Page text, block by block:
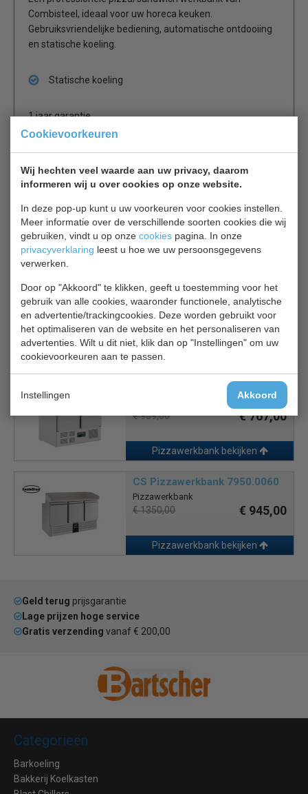
Cookievoorkeuren
Wij hechten veel waarde aan uw privacy, daarom
informeren wij u over cookies op onze website.
In deze pop-up kunt u uw voorkeuren voor cookies instellen.
Meer informatie over de verschillende soorten cookies die wij
gebruiken, vindt u op onze cookies pagina. In onze
privacyverklaring leest u hoe we uw persoonsgegevens
verwerken.
Door op "Akkoord" te klikken, geeft u toestemming voor het
gebruik van alle cookies, waaronder functionele, analytische
en advertentie/trackingcookies. Deze worden gebruikt voor
het optimaliseren van de website en het personaliseren van
advertenties. Wilt u dit niet, klik dan op "Instellingen" om uw
cookievoorkeuren aan te passen.
Instellingen Akkoord
Combisteel, ideaal voor uw horeca keuken.
Gebruiksvriendelijke bediening, automatische ontdooiing
en statische koeling.
Statische koeling
1 jaar garantie.
Pizzawerkbank
€ 1980,00 € 1584,00
Saro 323-1510
Pizzawerkbank
€ 2100,00 € 1344,00
Pizzawerkbank bekijken
€ 959,00 € 767,00
Pizzawerkbank bekijken
CS Pizzawerkbank 7950.0060
Pizzawerkbank
€ 1350,00 € 945,00
Pizzawerkbank bekijken
Geld terug prijsgarantie
Lage prijzen hoge service
Gratis verzending vanaf € 200,00
Categorieën
Barkoeling
Bakkerij Koelkasten